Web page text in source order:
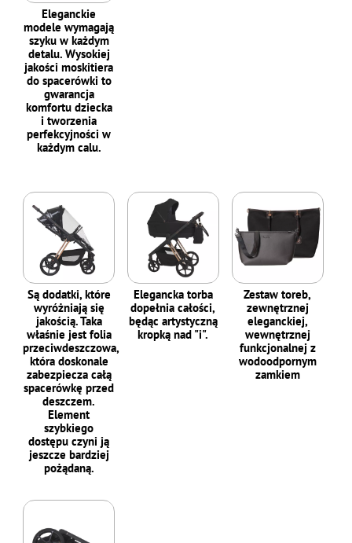
Eleganckie
modele wymagają
szyku w każdym
detalu. Wysokiej
jakości moskitiera
do spacerówki to
gwarancja
komfortu dziecka
i tworzenia
perfekcyjności w
każdym calu.
Są dodatki, które
wyróżniają się
jakością. Taka
właśnie jest folia
przeciwdeszczowa,
która doskonale
zabezpiecza całą
spacerówkę przed
deszczem.
Element
szybkiego
dostępu czyni ją
jeszcze bardziej
pożądaną.
Elegancka torba
dopełnia całości,
będąc artystyczną
kropką nad "i".
Zestaw toreb,
zewnętrznej
eleganckiej,
wewnętrznej
funkcjonalnej z
wodoodpornym
zamkiem